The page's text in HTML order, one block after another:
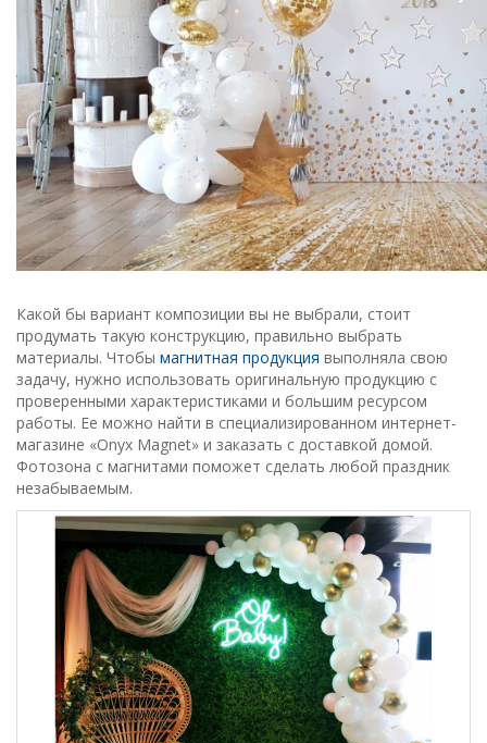
Какой бы вариант композиции вы не выбрали, стоит
продумать такую конструкцию, правильно выбрать
материалы. Чтобы магнитная продукция выполняла свою
задачу, нужно использовать оригинальную продукцию с
проверенными характеристиками и большим ресурсом
работы. Ее можно найти в специализированном интернет-
магазине «Onyx Magnet» и заказать с доставкой домой.
Фотозона с магнитами поможет сделать любой праздник
незабываемым.